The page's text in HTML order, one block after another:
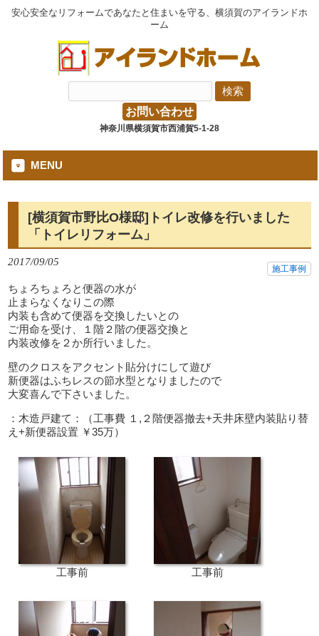
安心安全なリフォームであなたと住まいを守る、横須賀のアイランドホ
ーム
お問い合わせ
神奈川県横須賀市西浦賀5-1-28
MENU
[横須賀市野比O様邸]トイレ改修を行いました
「トイレリフォーム」
2017/09/05
施工事例
ちょろちょろと便器の水が
止まらなくなりこの際
内装も含めて便器を交換したいとの
ご用命を受け、１階２階の便器交換と
内装改修を２か所行いました。
壁のクロスをアクセント貼分けにして遊び
新便器はふちレスの節水型となりましたので
大変喜んで下さいました。
：木造戸建て：（工事費 １,２階便器撤去+天井床壁内装貼り替
え+新便器設置 ￥35万）
工事前 工事前